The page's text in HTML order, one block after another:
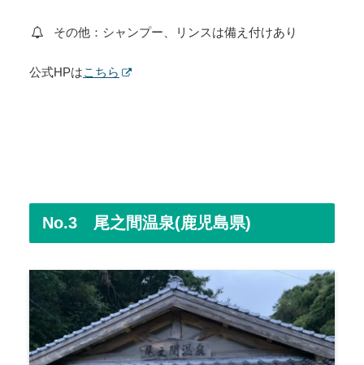
その他：シャンプー、リンスは備え付けあり
公式HPはこちら
No.3 尾之間温泉(鹿児島県)